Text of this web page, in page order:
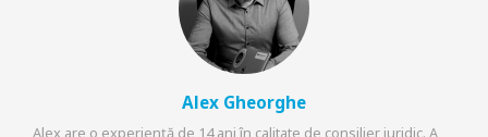
Alex Gheorghe
Alex are o experiență de 14 ani în calitate de consilier juridic. A